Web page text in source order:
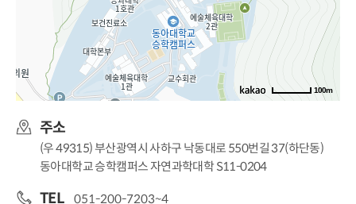
100m
주소
(우 49315) 부산광역시 사하구 낙동대로 550번길 37(하단동)
동아대학교 승학캠퍼스 자연과학대학 S11-0204
TEL 051-200-7203~4